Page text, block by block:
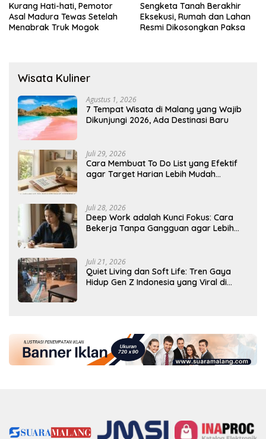
Kurang Hati-hati, Pemotor
Asal Madura Tewas Setelah
Menabrak Truk Mogok
Sengketa Tanah Berakhir
Eksekusi, Rumah dan Lahan
Resmi Dikosongkan Paksa
Wisata Kuliner
Agustus 1, 2026
7 Tempat Wisata di Malang yang Wajib
Dikunjungi 2026, Ada Destinasi Baru
Juli 29, 2026
Cara Membuat To Do List yang Efektif
agar Target Harian Lebih Mudah
Juli 28, 2026
Deep Work adalah Kunci Fokus: Cara
Bekerja Tanpa Gangguan agar Lebih
Juli 21, 2026
Quiet Living dan Soft Life: Tren Gaya
Hidup Gen Z Indonesia yang Viral di